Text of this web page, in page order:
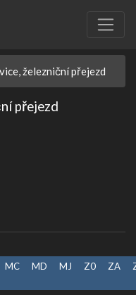
železniční přejezd
přejezd
MC MD MJ Z0 ZA